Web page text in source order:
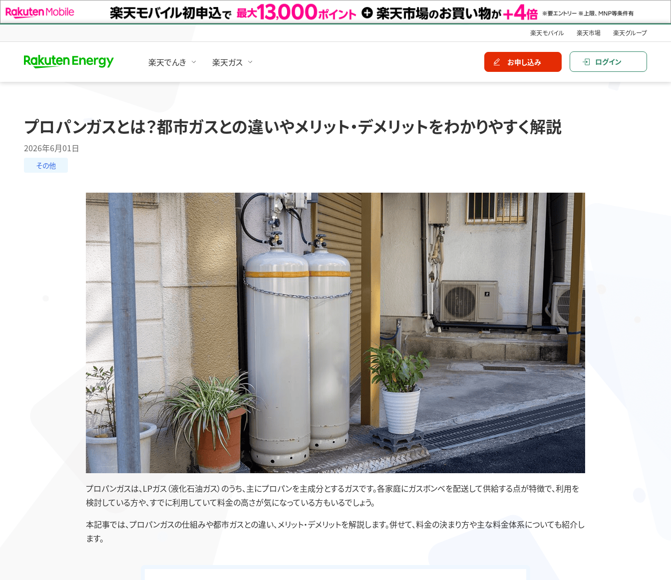
楽天モバイル 楽天市場 楽天グループ
お申し込み ログイン
楽天でんき 楽天ガス
プロパンガスとは？都市ガスとの違いやメリット・デメリットをわかりやすく解説
2026年6月01日
その他
プロパンガスは、LPガス（液化石油ガス）のうち、主にプロパンを主成分とするガスです。各家庭にガスボンベを配送して供給する点が特徴で、利用を
検討している方や、すでに利用していて料金の高さが気になっている方もいるでしょう。
本記事では、プロパンガスの仕組みや都市ガスとの違い、メリット・デメリットを解説します。併せて、料金の決まり方や主な料金体系についても紹介し
ます。